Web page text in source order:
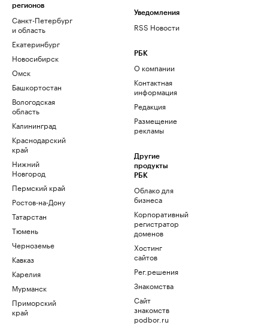
регионов
Санкт-Петербург
и область
Екатеринбург
Новосибирск
Омск
Башкортостан
Вологодская
область
Калининград
Краснодарский
край
Нижний
Новгород
Пермский край
Ростов-на-Дону
Татарстан
Тюмень
Черноземье
Кавказ
Карелия
Мурманск
Приморский
край
Уведомления
RSS Новости
РБК
О компании
Контактная
информация
Редакция
Размещение
рекламы
Другие
продукты
РБК
Облако для
бизнеса
Корпоративный
регистратор
доменов
Хостинг
сайтов
Рег.решения
Знакомства
Сайт
знакомств
podbor.ru